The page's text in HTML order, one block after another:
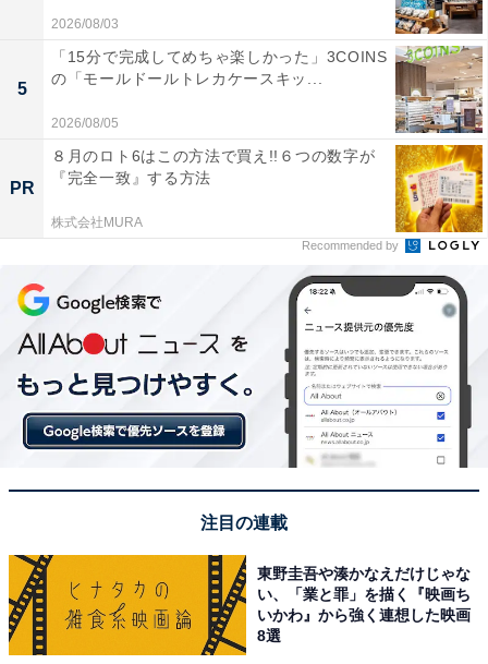
シャープ 空気清浄機 KC-J50C-H プラズマクラスター
7000 13畳 10年フィルター 花粉 ウイルス ペット 消臭 薄
型 加湿500mL
Amazonで見る
シャープ「PK-S1801-B」
シャープ サーキュレーター PK-S1801-B 大風量 低騒音 プ
ー 部屋干し 衣類消臭 アッシュ ブラック
Amazonで見る
シャープ「4T-C55FN2」
2026/08/03
5
「15分で完成してめちゃ楽しかった」3COINS
の「モールドールトレカケースキッ...
2026/08/05
PR
８月のロト6はこの方法で買え!!６つの数字が
『完全一致』する方法
株式会社MURA
Recommended by
注目の連載
東野圭吾や湊かなえだけじゃな
い、「業と罪」を描く『映画ち
いかわ』から強く連想した映画
8選